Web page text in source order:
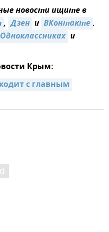
новости ищите в
, Дзен и ВКонтакте.
Одноклассниках и
Крым:
с главным